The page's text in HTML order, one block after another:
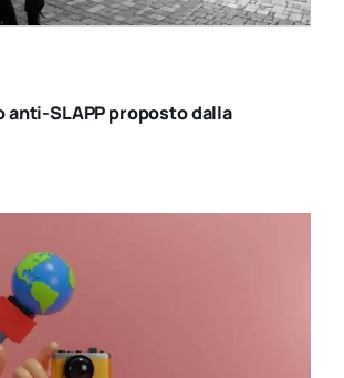
anti-SLAPP proposto dalla